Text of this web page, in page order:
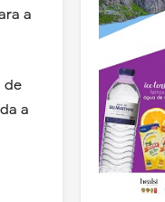
a
de
a